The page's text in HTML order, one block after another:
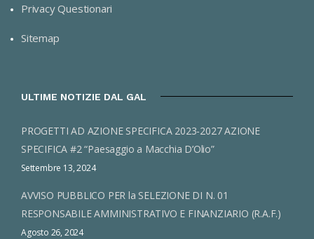
Privacy Questionari
Sitemap
ULTIME NOTIZIE DAL GAL
PROGETTI AD AZIONE SPECIFICA 2023-2027 AZIONE
SPECIFICA #2 “Paesaggio a Macchia D’Olio”
Settembre 13, 2024
AVVISO PUBBLICO PER la SELEZIONE DI N. 01
RESPONSABILE AMMINISTRATIVO E FINANZIARIO (R.A.F.)
Agosto 26, 2024